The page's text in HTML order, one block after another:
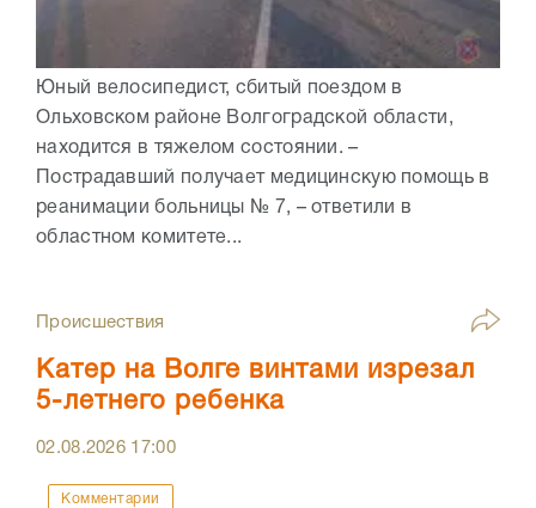
Юный велосипедист, сбитый поездом в
Ольховском районе Волгоградской области,
находится в тяжелом состоянии. –
Пострадавший получает медицинскую помощь в
реанимации больницы № 7, – ответили в
областном комитете...
Происшествия
Катер на Волге винтами изрезал
5-летнего ребенка
02.08.2026 17:00
Комментарии